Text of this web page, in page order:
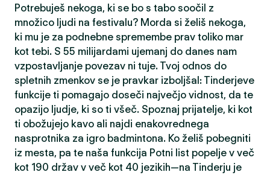
Potrebuješ nekoga, ki se bo s tabo soočil z
množico ljudi na festivalu? Morda si želiš nekoga,
ki mu je za podnebne spremembe prav toliko mar
kot tebi. S 55 milijardami ujemanj do danes nam
vzpostavljanje povezav ni tuje. Tvoj odnos do
spletnih zmenkov se je pravkar izboljšal: Tinderjeve
funkcije ti pomagajo doseči največjo vidnost, da te
opazijo ljudje, ki so ti všeč. Spoznaj prijatelje, ki kot
ti obožujejo kavo ali najdi enakovrednega
nasprotnika za igro badmintona. Ko želiš pobegniti
iz mesta, pa te naša funkcija Potni list popelje v več
kot 190 držav v več kot 40 jezikih—na Tinderju je